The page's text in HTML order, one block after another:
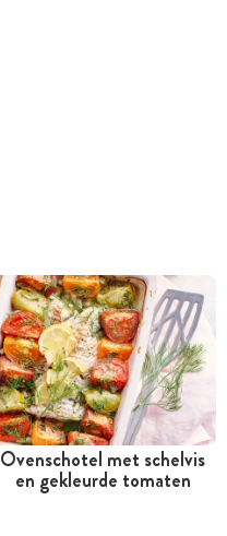
Ovenschotel met schelvis
en gekleurde tomaten